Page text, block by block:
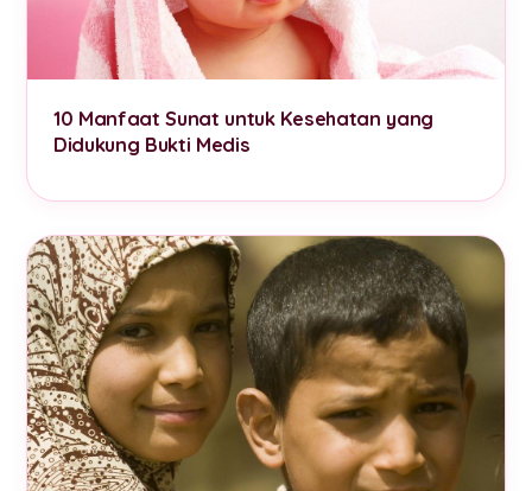
10 Manfaat Sunat untuk Kesehatan yang
Didukung Bukti Medis